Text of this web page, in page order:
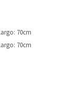
70cm
70cm